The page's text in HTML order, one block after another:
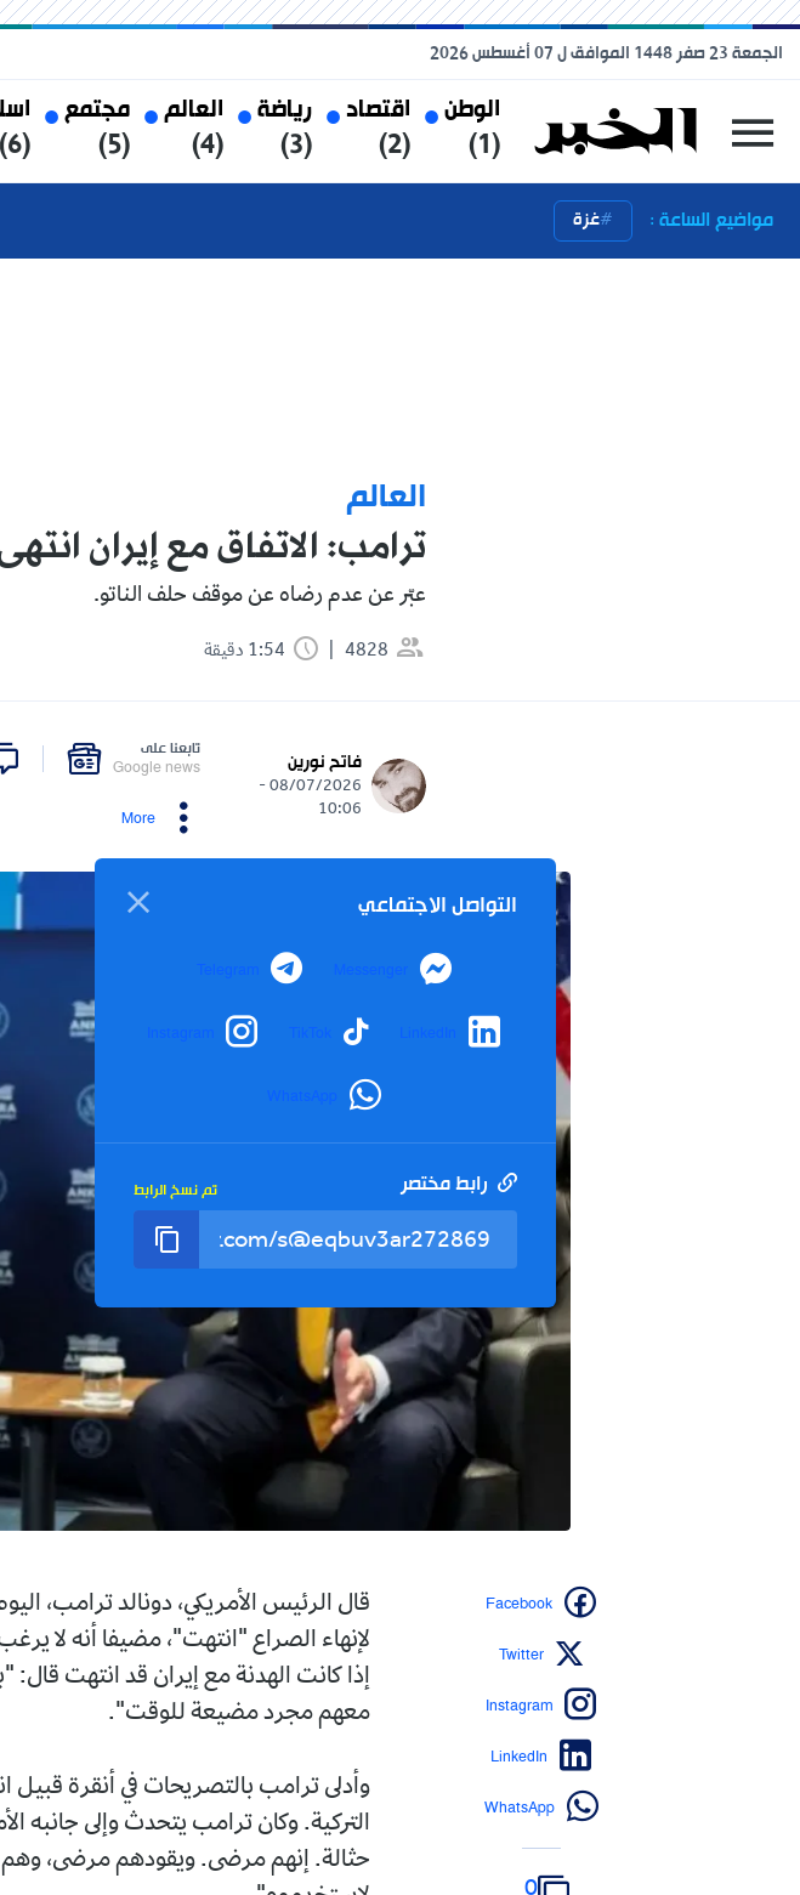
الوطن
(1)
اقتصاد
(2)
رياضة
(3)
العالم
(4)
مجتمع
(5)
(6)
الجمعة 23 صفر 1448 الموافق ل 07 أغسطس 2026
مواضيع الساعة : غزة
العالم
ترامب: الاتفاق مع إيران
عبّر عن عدم رضاه عن موقف ‌حلف الناتو.
4828
فاتح نورين
08/07/2026 -
10:06
تابعنا على
Google news
More
التواصل الاجتماعي
Messenger
Telegram
LinkedIn
TikTok
Instagram
WhatsApp
رابط مختصر تم نسخ الرابط
قال ‌الرئيس الأمريكي، دونالد ترامب،
لإنهاء الصراع "انتهت"، مضيفا أنه لا
إذا كانت الهدنة مع إيران قد انتهت قال:
معهم مجرد مضيعة للوقت".
وأدلى ترامب بالتصريحات ‌في أنقرة
التركية. وكان ترامب يتحدث وإلى جانبه
حثالة. إنهم مرضى. ويقودهم مرضى، وهم
Facebook
Twitter
Instagram
LinkedIn
WhatsApp